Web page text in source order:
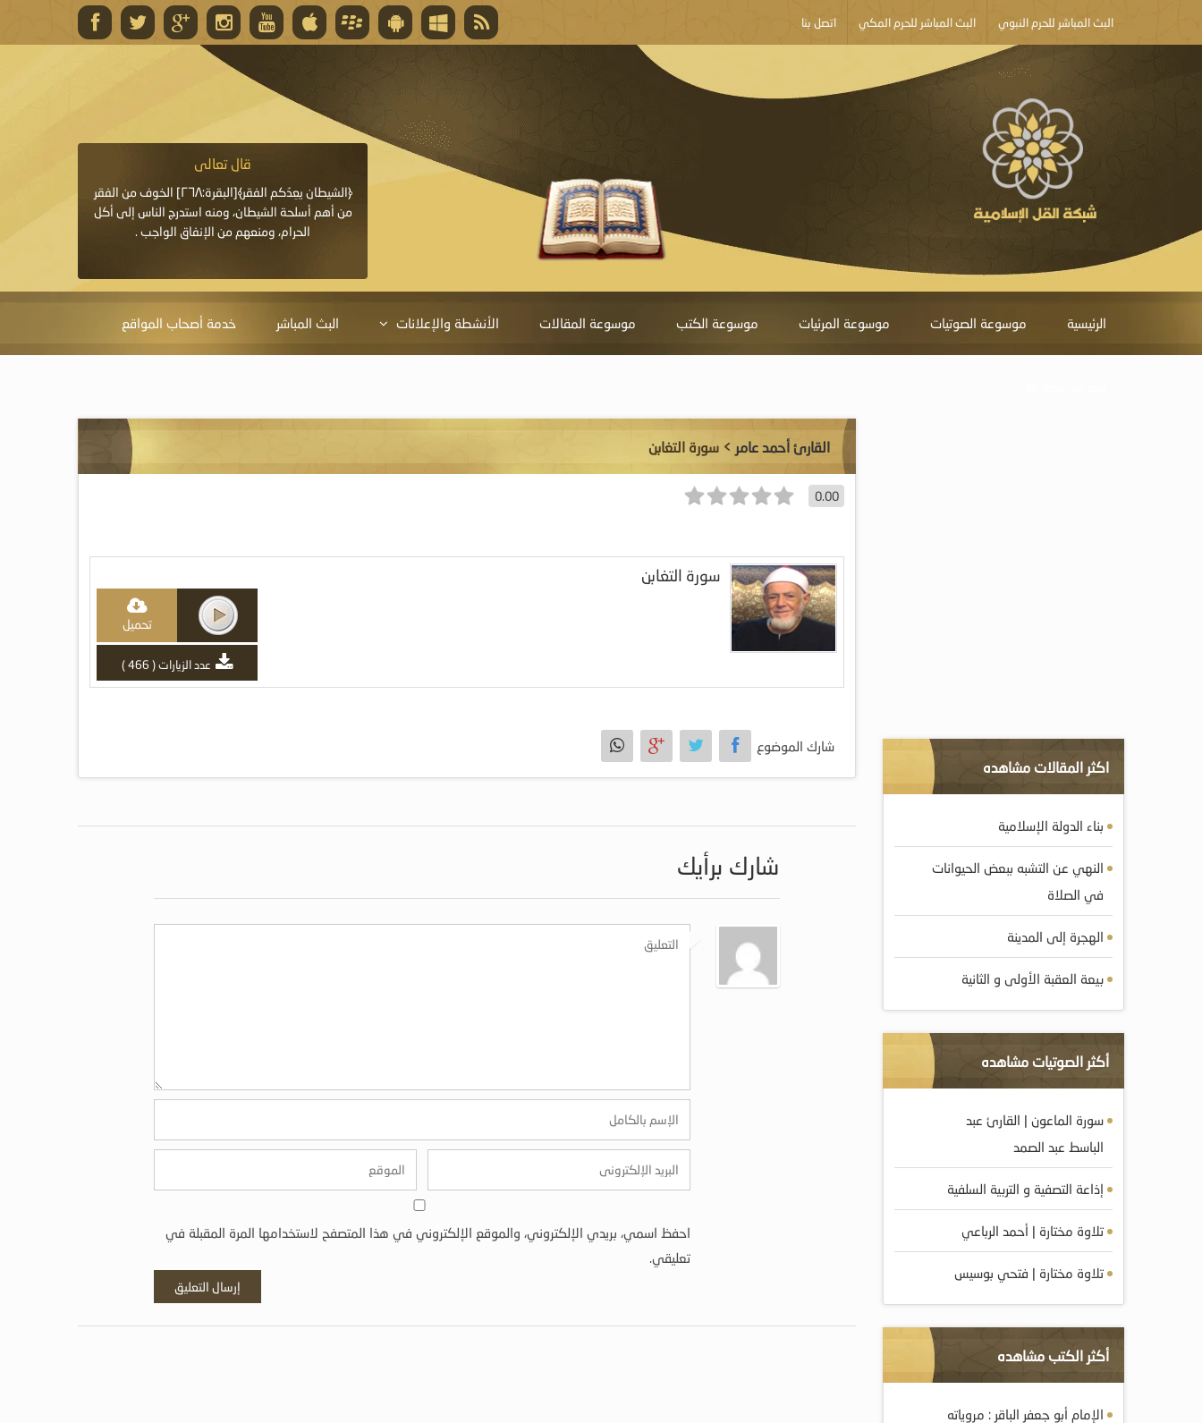
البث المباشر للحرم النبوي البث المباشر للحرم المكي اتصل بنا
قال تعالى
المغفرة لأنها أغلى جائزة، وهي مفتاح باب العطايا التي
قال تعالى
﴿الشيطان يعِدُكم الفقر﴾[البقرة:٢٦٨] الخوف من الفقر
من أهم أسلحة الشيطان، ومنه استدرج الناس إلى أكل
الحرام، ومنعهم من الإنفاق الواجب .
الرئيسية موسوعة الصوتيات موسوعة المرئيات موسوعة الكتب موسوعة المقالات الأنشطة والإعلانات البث المباشر خدمة أصحاب المواقع
القارئ أحمد عامر > سورة التغابن
0.00
سورة التغابن
تحميل
عدد الزيارات ( 466 )
شارك الموضوع
شارك برأيك
احفظ اسمي، بريدي الإلكتروني، والموقع الإلكتروني في هذا المتصفح لاستخدامها المرة المقبلة في
تعليقي.
اكثر المقالات مشاهده
بناء الدولة الإسلامية
النهي عن التشبه ببعض الحيوانات
في الصلاة
الهجرة إلى المدينة
بيعة العقبة الأولى و الثانية
أكثر الصوتيات مشاهده
سورة الماعون | القارئ عبد
الباسط عبد الصمد
إذاعة التصفية و التربية السلفية
تلاوة مختارة | أحمد الرباعي
تلاوة مختارة | فتحي بوسيس
أكثر الكتب مشاهده
الإمام أبو جعفر الباقر : مروياته